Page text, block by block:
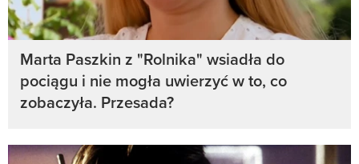
Marta Paszkin z "Rolnika" wsiadła do
pociągu i nie mogła uwierzyć w to, co
zobaczyła. Przesada?